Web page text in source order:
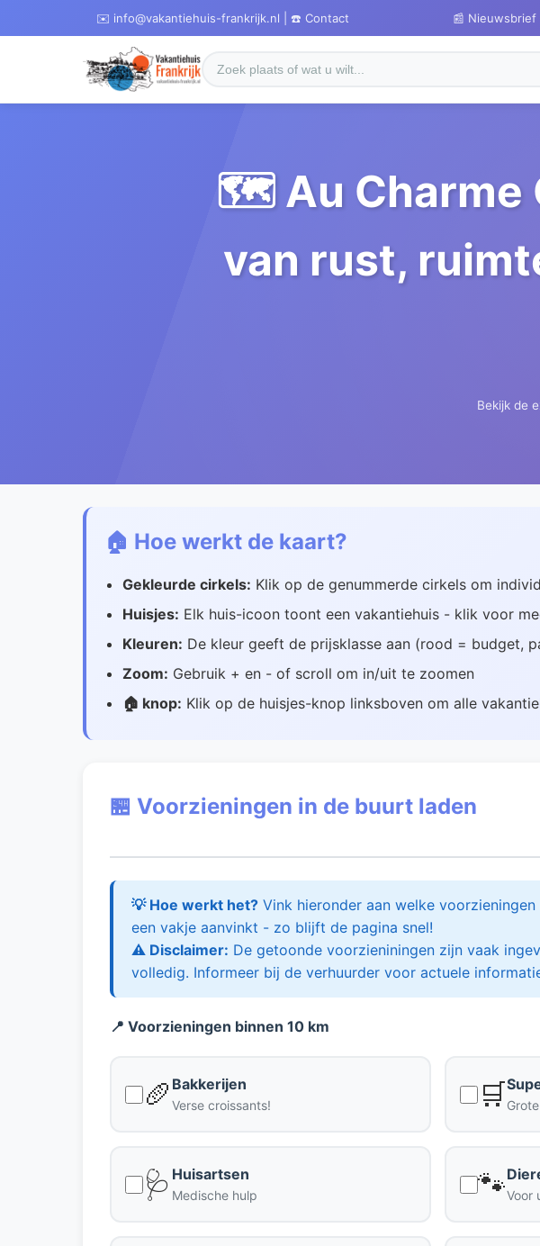
✉️ info@vakantiehuis-frankrijk.nl | ☎️ Contact 📰 Nieuwsbrief
🗺️ Au Charme
van rust,
Bekijk de
🏠 Hoe werkt de kaart?
Gekleurde cirkels: Klik op de genummerde cirkels om
Huisjes: Elk huis-icoon toont een vakantiehuis - klik voor
Kleuren: De kleur geeft de prijsklasse aan (rood = budget,
Zoom: Gebruik + en - of scroll om in/uit te zoomen
🏠 knop: Klik op de huisjes-knop linksboven om alle
🏪 Voorzieningen in de buurt laden
💡 Hoe werkt het? Vink hieronder aan welke
een vakje aanvinkt - zo blijft de pagina snel!
⚠️ Disclaimer: De getoonde voorzieniningen zijn vaak
volledig. Informeer bij de verhuurder voor actuele
📍 Voorzieningen binnen 10 km
🥖 Bakkerijen
Verse croissants! 🛒
🩺 Huisartsen
Medische hulp 🐾Voor